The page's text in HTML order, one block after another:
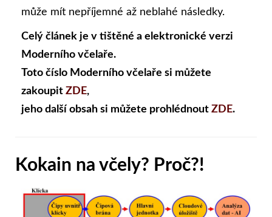
může mít nepříjemné až neblahé následky.
Celý článek je v tištěné a elektronické verzi
Moderního včelaře.
Toto číslo Moderního včelaře si můžete
zakoupit ZDE,
jeho další obsah si můžete prohlédnout ZDE.
Kokain na včely? Proč?!